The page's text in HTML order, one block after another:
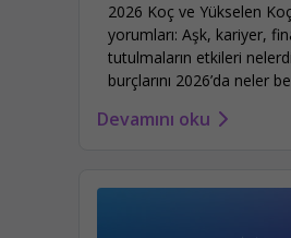
2026 Koç ve Yükselen
yorumları: Aşk, kariyer,
tutulmaların etkileri
burçlarını 2026’da neler
Devamını oku